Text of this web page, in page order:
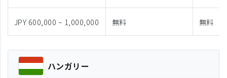
JPY 600,000 ~ 1,000,000 無料 無料
ハンガリー